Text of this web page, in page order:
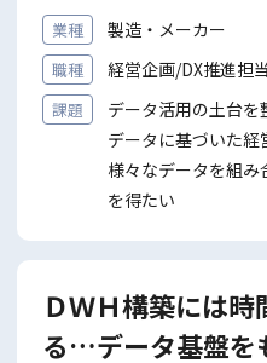
業種 製造・メーカー
職種 経営企画/DX推進担当
課題
データ活用の土台を
データに基づいた経
様々なデータを組み
を得たい
ＤＷＨ構築には
る…データ基盤を